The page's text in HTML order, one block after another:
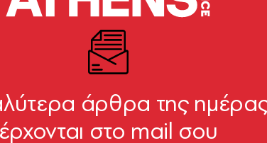
άρθρα της
έρχονται στο mail σου